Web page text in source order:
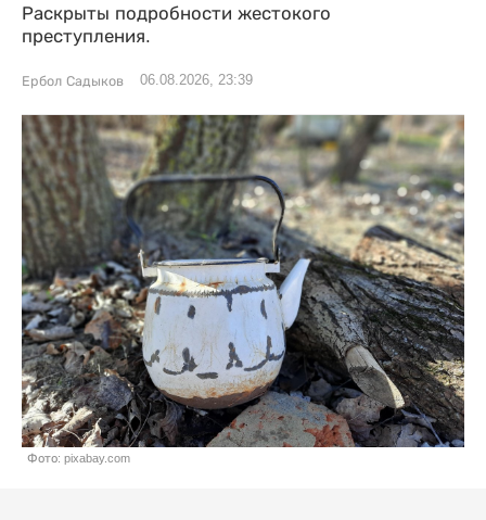
Раскрыты подробности жестокого
преступления.
Ербол Садыков 06.08.2026, 23:39
Фото: pixabay.com